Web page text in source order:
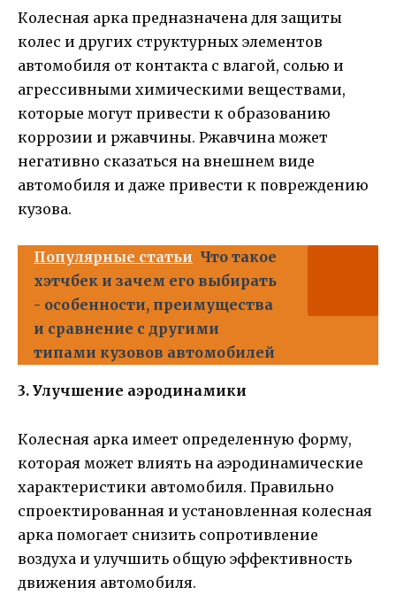
Колесная арка предназначена для защиты
колес и других структурных элементов
автомобиля от контакта с влагой, солью и
агрессивными химическими веществами,
которые могут привести к образованию
коррозии и ржавчины. Ржавчина может
негативно сказаться на внешнем виде
автомобиля и даже привести к повреждению
кузова.
Популярные статьи Что такое
хэтчбек и зачем его выбирать
- особенности, преимущества
и сравнение с другими
типами кузовов автомобилей
3. Улучшение аэродинамики
Колесная арка имеет определенную форму,
которая может влиять на аэродинамические
характеристики автомобиля. Правильно
спроектированная и установленная колесная
арка помогает снизить сопротивление
воздуха и улучшить общую эффективность
движения автомобиля.